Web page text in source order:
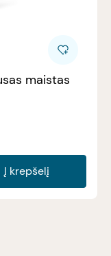
maistas
Į krepšelį